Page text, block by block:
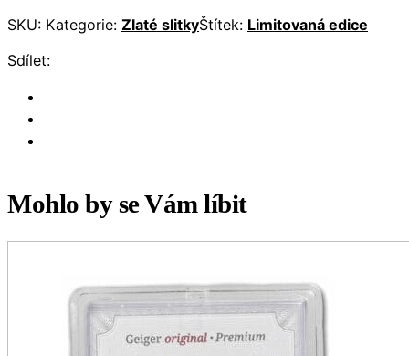
SKU: Kategorie: Zlaté slitkyŠtítek: Limitovaná edice
Sdílet:
Mohlo by se Vám líbit